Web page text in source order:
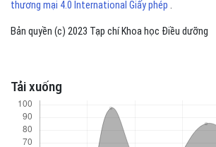
Tải xuống
thương mại 4.0 International Giấy phép .
Bản quyền (c) 2023 Tạp chí Khoa học Điều dưỡng